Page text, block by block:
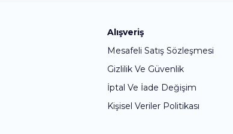
Alışveriş
Mesafeli Satış Sözleşmesi
Gizlilik Ve Güvenlik
İptal Ve İade Değişim
Kişisel Veriler Politikası